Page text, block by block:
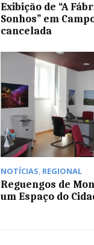
Exibição de “A
Sonhos” em
cancelada
NOTÍCIAS, REGIONAL
Reguengos de
um Espaço do